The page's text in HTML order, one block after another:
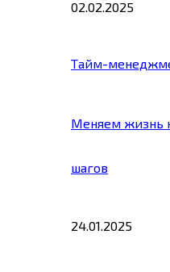
02.02.2025
Тайм-
Меняем жизнь
шагов
24.01.2025